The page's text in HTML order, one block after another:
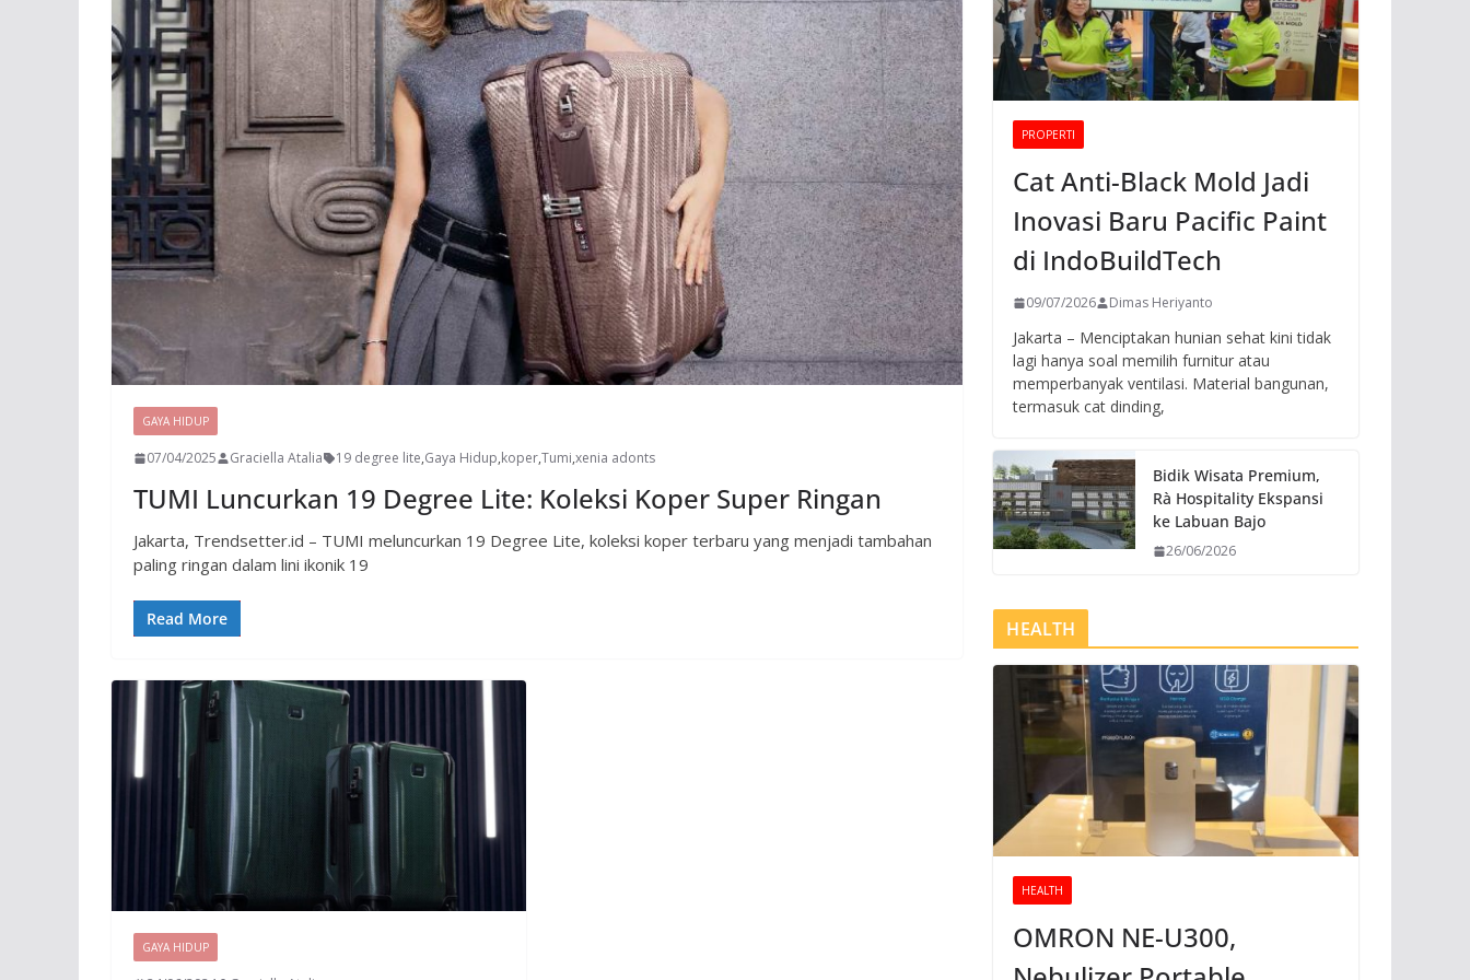
GAYA HIDUP
07/04/2025 Graciella Atalia 19 degree lite,Gaya Hidup,koper,Tumi,xenia adonts
TUMI Luncurkan 19 Degree Lite: Koleksi Koper Super Ringan
Jakarta, Trendsetter.id – TUMI meluncurkan 19 Degree Lite, koleksi koper terbaru yang menjadi tambahan
paling ringan dalam lini ikonik 19
Read More
GAYA HIDUP
PROPERTI
Cat Anti-Black Mold Jadi
Inovasi Baru Pacific Paint
di IndoBuildTech
09/07/2026 Dimas Heriyanto
Jakarta – Menciptakan hunian sehat kini tidak
lagi hanya soal memilih furnitur atau
memperbanyak ventilasi. Material bangunan,
termasuk cat dinding,
Bidik Wisata Premium,
Rà Hospitality Ekspansi
ke Labuan Bajo
26/06/2026
HEALTH
HEALTH
OMRON NE-U300,